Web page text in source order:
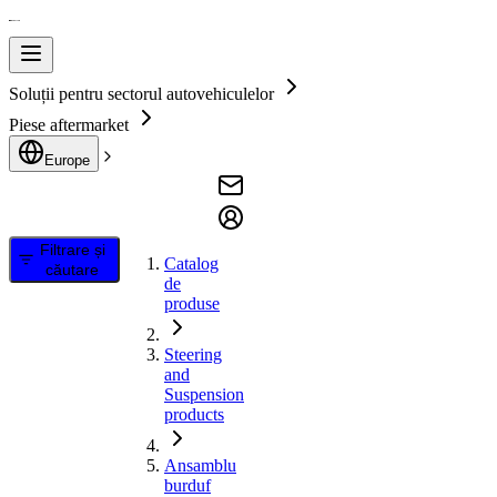
Soluții pentru sectorul autovehiculelor
Piese aftermarket
Europe
Filtrare și
căutare
Catalog
de
produse
Steering
and
Suspension
products
Ansamblu
burduf